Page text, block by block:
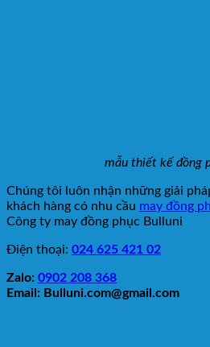
mẫu thiết kế đồng
Chúng tôi luôn nhận những giải
khách hàng có nhu cầu may đồng
Công ty may đồng phục Bulluni
Điện thoại: 024 625 421 02
Zalo: 0902 208 368
Email: Bulluni.com@gmail.com